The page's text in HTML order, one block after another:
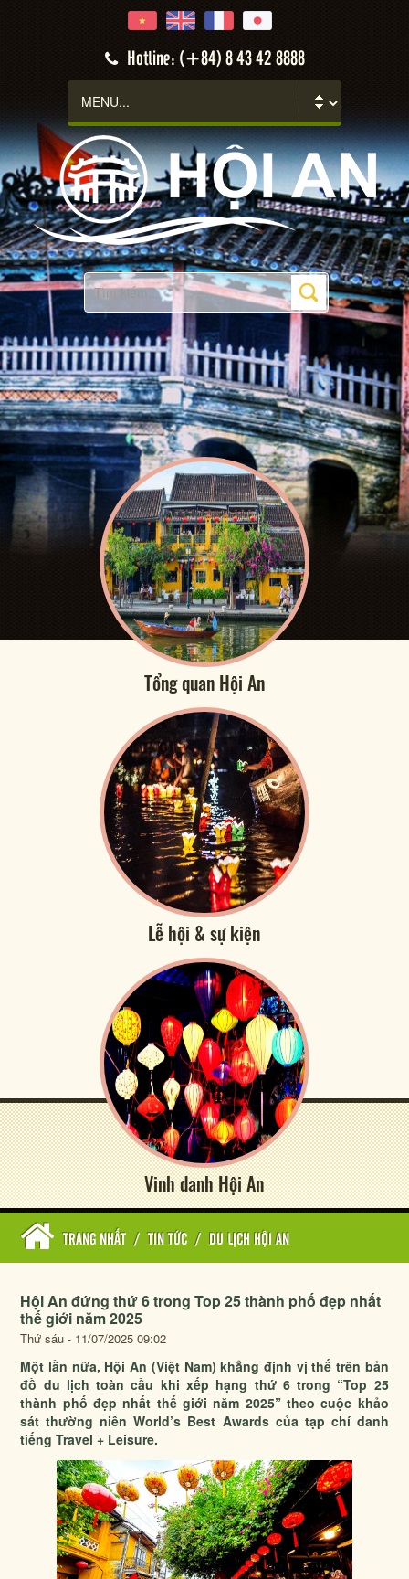
Hotline: (+84) 8 43 42 8888
Tổng quan Hội An
Lễ hội & sự kiện
Vinh danh Hội An
TRANG NHẤT / TIN TỨC / DU LỊCH HỘI AN
Hội An đứng thứ 6 trong Top 25 thành phố đẹp nhất
thế giới năm 2025
Thứ sáu - 11/07/2025 09:02
Một lần nữa, Hội An (Việt Nam) khẳng định vị thế trên bản
đồ du lịch toàn cầu khi xếp hạng thứ 6 trong “Top 25
thành phố đẹp nhất thế giới năm 2025” theo cuộc khảo
sát thường niên World’s Best Awards của tạp chí danh
tiếng Travel + Leisure.